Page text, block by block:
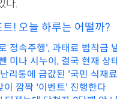
다.
! 오늘 하루는 어떨까?
정속주행', 과태료 범칙금
미나 시누이, 결국 현재 상
리통에 금값된 '국민 식재
깜짝 '이벤트' 진행한다